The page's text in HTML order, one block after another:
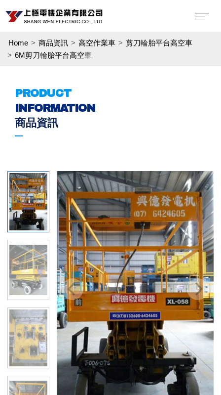
Home 商品資訊 高空作業車
剪刀輪胎平台高空車
6M剪刀輪胎平台高空車
PRODUCT
INFORMATION
商品資訊